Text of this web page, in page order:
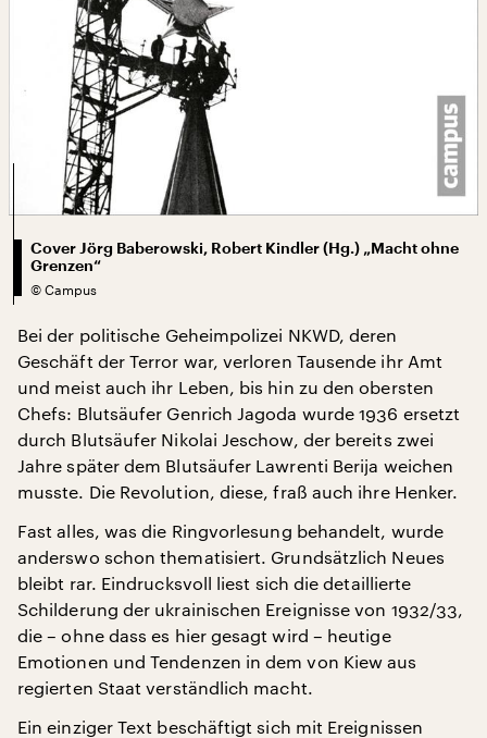
Cover Jörg Baberowski, Robert Kindler (Hg.) „Macht ohne
Grenzen“
© Campus
Bei der politische Geheimpolizei NKWD, deren
Geschäft der Terror war, verloren Tausende ihr Amt
und meist auch ihr Leben, bis hin zu den obersten
Chefs: Blutsäufer Genrich Jagoda wurde 1936 ersetzt
durch Blutsäufer Nikolai Jeschow, der bereits zwei
Jahre später dem Blutsäufer Lawrenti Berija weichen
musste. Die Revolution, diese, fraß auch ihre Henker.
Fast alles, was die Ringvorlesung behandelt, wurde
anderswo schon thematisiert. Grundsätzlich Neues
bleibt rar. Eindrucksvoll liest sich die detaillierte
Schilderung der ukrainischen Ereignisse von 1932/33,
die – ohne dass es hier gesagt wird – heutige
Emotionen und Tendenzen in dem von Kiew aus
regierten Staat verständlich macht.
Ein einziger Text beschäftigt sich mit Ereignissen